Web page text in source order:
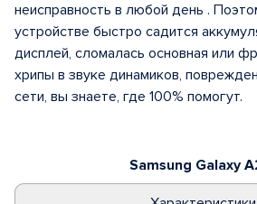
Samsung Galaxy
неисправность в любой день .
устройстве быстро садится
дисплей, сломалась основная или
хрипы в звуке динамиков,
сети, вы знаете, где 100% помогут.